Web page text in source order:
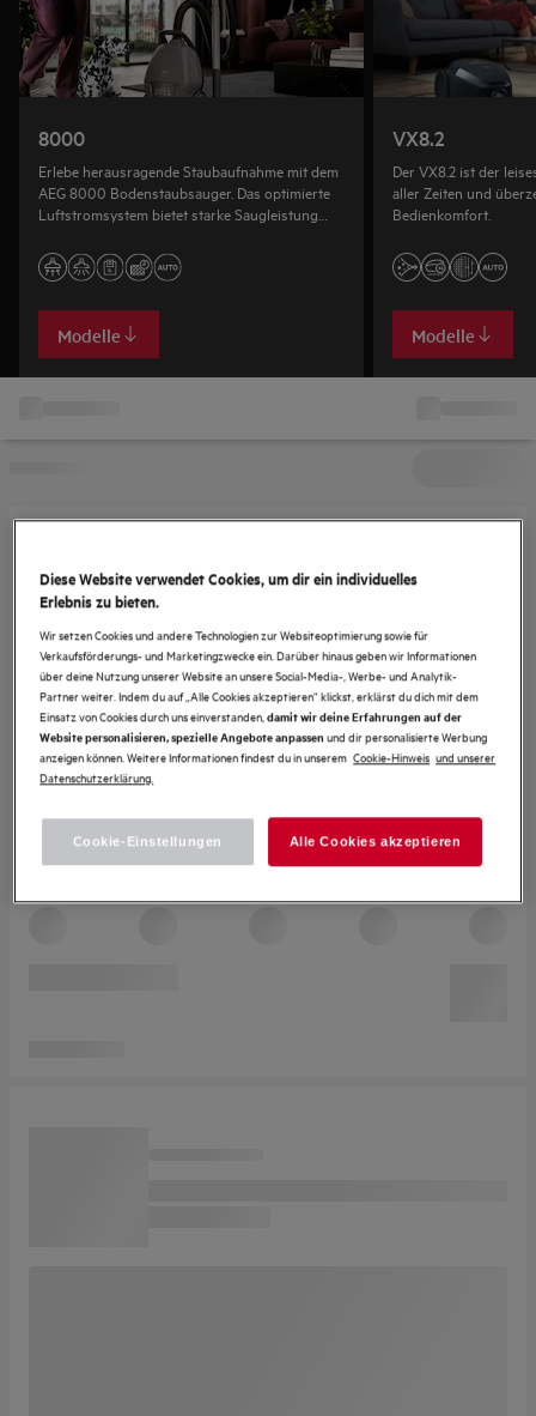
8000
Erlebe herausragende Staubaufnahme mit dem
AEG 8000 Bodenstaubsauger. Das optimierte
Luftstromsystem bietet starke Saugleistung
Staub und Schmutz auf allen Bodenbelägen.
Modelle
VX8.2
Der VX8.2 ist der
aller Zeiten und
Bedienkomfort.
Modelle
Diese Website verwendet Cookies, um dir ein individuelles
Erlebnis zu bieten.
Wir setzen Cookies und andere Technologien zur Websiteoptimierung sowie für
Verkaufsförderungs- und Marketingzwecke ein. Darüber hinaus geben wir Informationen
über deine Nutzung unserer Website an unsere Social-Media-, Werbe- und Analytik-
Partner weiter. Indem du auf „Alle Cookies akzeptieren“ klickst, erklärst du dich mit dem
Einsatz von Cookies durch uns einverstanden,damit wir deine Erfahrungen auf der
Website personalisieren, spezielle Angebote anpassen und dir personalisierte Werbung
anzeigen können. Weitere Informationen findest du in unserem Cookie-Hinweis und unserer
Datenschutzerklärung.
Cookie-Einstellungen Alle Cookies akzeptieren